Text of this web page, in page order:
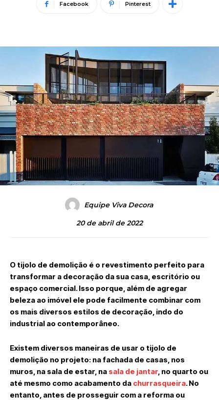
Facebook Pinterest
Equipe Viva Decora
20 de abril de 2022
O tijolo de demolição é o revestimento perfeito para
transformar a decoração da sua casa, escritório ou
espaço comercial. Isso porque, além de agregar
beleza ao imóvel ele pode facilmente combinar com
os mais diversos estilos de decoração, indo do
industrial ao contemporâneo.
Existem diversos maneiras de usar o tijolo de
demolição no projeto: na fachada de casas, nos
muros, na sala de estar, na sala de jantar, no quarto ou
até mesmo como acabamento da churrasqueira. No
entanto, antes de prosseguir com a reforma ou